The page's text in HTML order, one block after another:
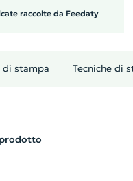
raccolte da Feedaty
di stampa Tecniche di